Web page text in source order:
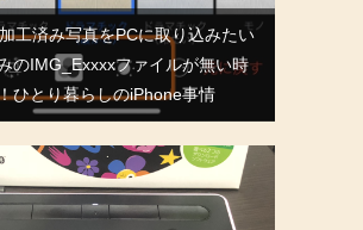
工済み写真をPCに取り込みたい
のIMG_Exxxxファイルが無い時
ひとり暮らしのiPhone事情